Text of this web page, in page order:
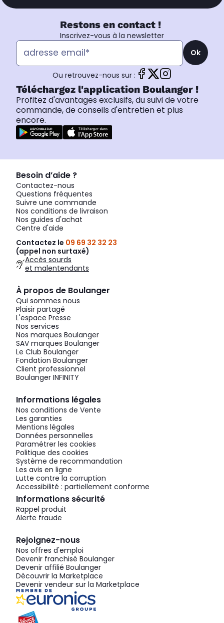
Restons en contact !
Inscrivez-vous à la newsletter
Ok
Ou retrouvez-nous sur :
Téléchargez l'application Boulanger !
Profitez d'avantages exclusifs, du suivi de votre
commande, de conseils d'entretien et plus
encore.
Besoin d’aide ?
Contactez-nous
Questions fréquentes
Suivre une commande
Nos conditions de livraison
Nos guides d'achat
Centre d'aide
Contactez le 09 69 32 32 23
(appel non surtaxé)
Accès sourds
et malentendants
À propos de Boulanger
Qui sommes nous
Plaisir partagé
L'espace Presse
Nos services
Nos marques Boulanger
SAV marques Boulanger
Le Club Boulanger
Fondation Boulanger
Client professionnel
Boulanger INFINITY
Informations légales
Nos conditions de Vente
Les garanties
Mentions légales
Données personnelles
Paramétrer les cookies
Politique des cookies
Système de recommandation
Les avis en ligne
Lutte contre la corruption
Accessibilité : partiellement conforme
Informations sécurité
Rappel produit
Alerte fraude
Rejoignez-nous
Nos offres d'emploi
Devenir franchisé Boulanger
Devenir affilié Boulanger
Découvrir la Marketplace
Devenir vendeur sur la Marketplace